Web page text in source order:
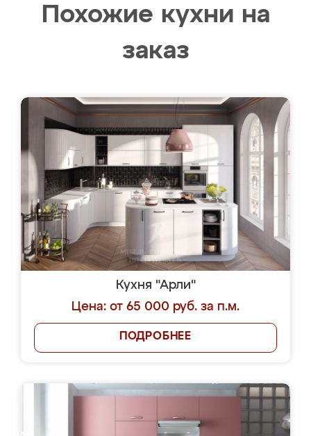
Похожие кухни на
заказ
Кухня "Арли"
Цена: от 65 000 руб. за п.м.
ПОДРОБНЕЕ